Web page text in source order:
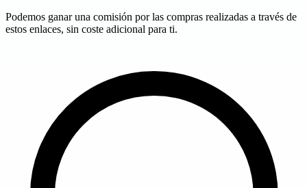
Podemos ganar una comisión por las compras realizadas a través de
estos enlaces, sin coste adicional para ti.